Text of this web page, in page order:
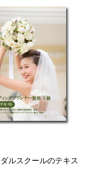
ルスクールのテキス